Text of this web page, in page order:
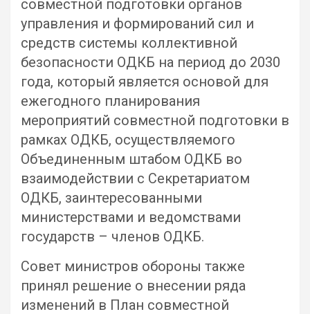
совместной подготовки органов
управления и формирований сил и
средств системы коллективной
безопасности ОДКБ на период до 2030
года, который является основой для
ежегодного планирования
мероприятий совместной подготовки в
рамках ОДКБ, осуществляемого
Объединенным штабом ОДКБ во
взаимодействии с Секретариатом
ОДКБ, заинтересованными
министерствами и ведомствами
государств – членов ОДКБ.
Совет министров обороны также
принял решение о внесении ряда
изменений в План совместной